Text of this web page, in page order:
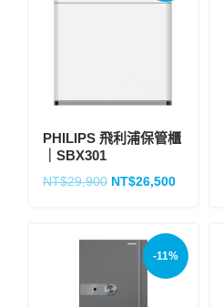
PHILIPS 飛利浦保管櫃
｜SBX301
NT$29,900 NT$26,500
-11%